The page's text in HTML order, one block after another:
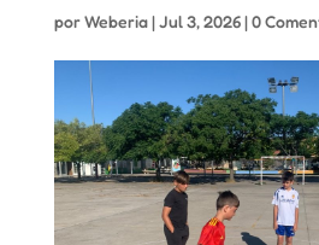
porWeberia|Jul 3, 2026|0